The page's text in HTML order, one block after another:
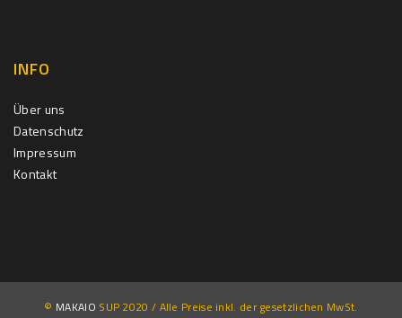
INFO
Über uns
Datenschutz
Impressum
Kontakt
© MAKAIO SUP 2020 / Alle Preise inkl. der gesetzlichen MwSt.